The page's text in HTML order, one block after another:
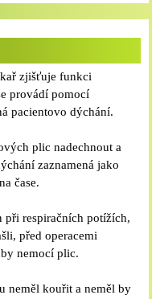
zjišťuje funkci
provádí pomocí
pacientovo dýchání.
plic nadechnout a
zaznamená jako
čase.
při respiračních potížích,
před operacemi
nemocí plic.
neměl kouřit a neměl by